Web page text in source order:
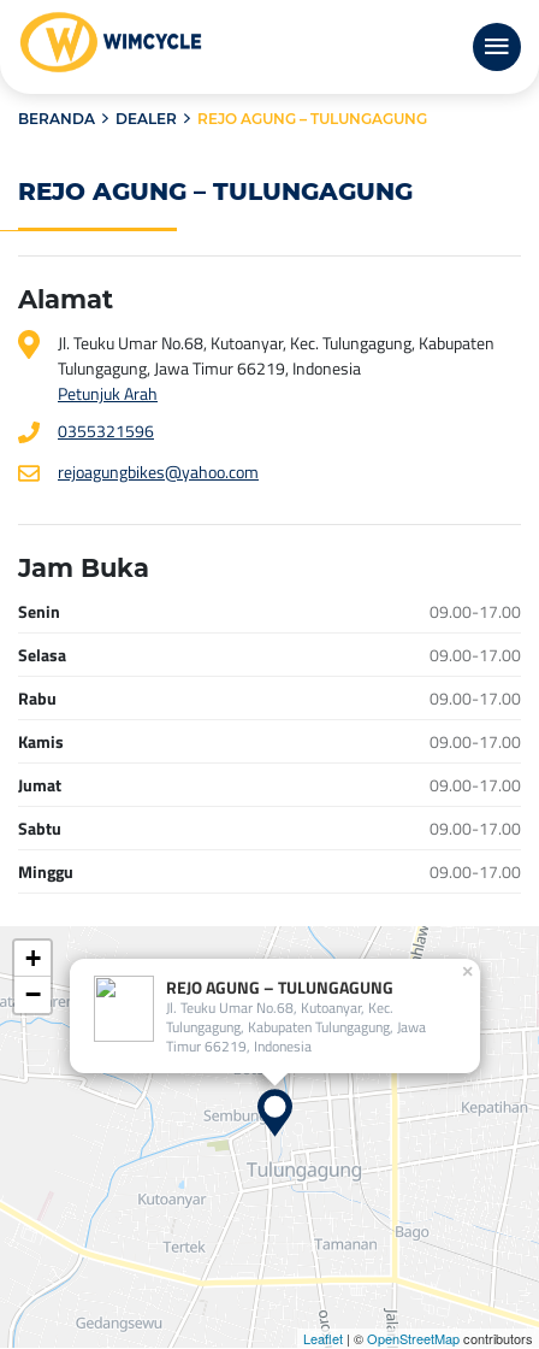
BERANDA DEALER REJO AGUNG – TULUNGAGUNG
REJO AGUNG – TULUNGAGUNG
Alamat
Jl. Teuku Umar No.68, Kutoanyar, Kec. Tulungagung, Kabupaten
Tulungagung, Jawa Timur 66219, Indonesia
Petunjuk Arah
0355321596
rejoagungbikes@yahoo.com
Jam Buka
Senin
09.00-17.00
Selasa
09.00-17.00
Rabu
09.00-17.00
Kamis
09.00-17.00
Jumat
09.00-17.00
Sabtu
09.00-17.00
Minggu
09.00-17.00
REJO AGUNG – TULUNGAGUNG
Jl. Teuku Umar No.68, Kutoanyar, Kec.
Tulungagung, Kabupaten Tulungagung, Jawa
Timur 66219, Indonesia
×
+
−
Leaflet | ©OpenStreetMapcontributors